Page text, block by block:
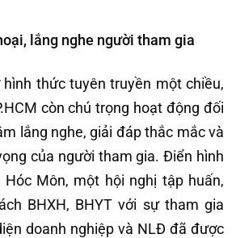
lắng nghe người tham gia
hình thức tuyên truyền một chiều,
còn chú trọng hoạt động đối
lắng nghe, giải đáp thắc mắc và
của người tham gia. Điển hình
Môn, một hội nghị tập huấn,
BHXH, BHYT với sự tham gia
doanh nghiệp và NLĐ đã được